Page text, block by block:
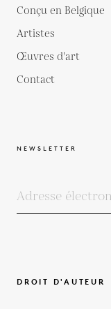
Conçu en Belgique
Artistes
Œuvres d'art
Contact
NEWSLETTER
DROIT D'AUTEUR